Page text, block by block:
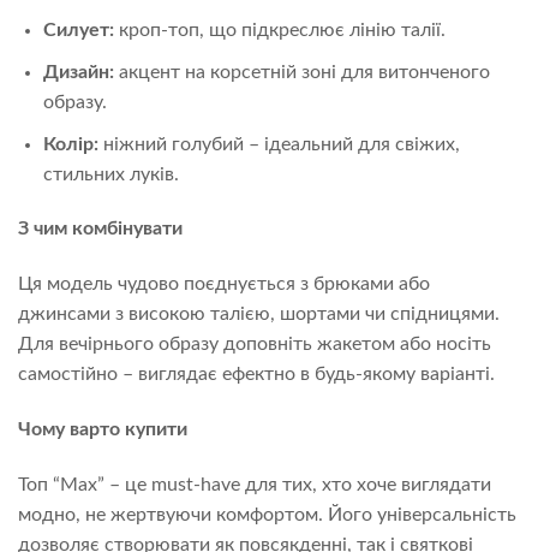
Силует: кроп-топ, що підкреслює лінію талії.
Дизайн: акцент на корсетній зоні для витонченого
образу.
Колір: ніжний голубий – ідеальний для свіжих,
стильних луків.
З чим комбінувати
Ця модель чудово поєднується з брюками або
джинсами з високою талією, шортами чи спідницями.
Для вечірнього образу доповніть жакетом або носіть
самостійно – виглядає ефектно в будь-якому варіанті.
Чому варто купити
Топ “Max” – це must-have для тих, хто хоче виглядати
модно, не жертвуючи комфортом. Його універсальність
дозволяє створювати як повсякденні, так і святкові